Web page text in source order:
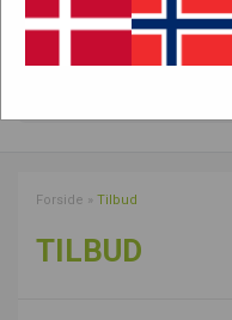
Forside » Tilbud
TILBUD